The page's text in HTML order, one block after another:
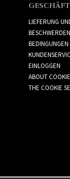
GESCHÄFT
LIEFERUNG
BESCHWERDEN
BEDINGUNGEN
EINLOGGEN
ABOUT
THE COOKIE